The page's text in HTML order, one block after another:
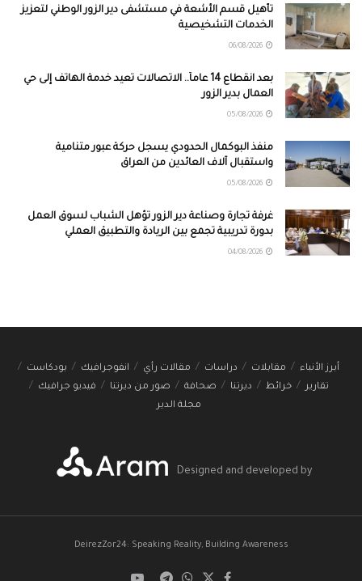
تأهيل قسم الأشعة في مستشفى دير الزور الوطني لتعزيز
الخدمات التشخيصية
بعد انقطاع 14 عاماً.. الاتصالات تعيد خدمة الهاتف إلى حي
العمال بدير الزور
منفذ البوكمال الحدودي يسجل حركة عبور متنامية
واستقبال آلاف العائدين من العراق
غرفة تجارة وصناعة دير الزور تؤهل الشباب لسوق العمل
بدورة تدريبية تجمع بين الريادة والتطبيق العملي
أبرز الأنباء مقابلات دراسات مقالات رأي انفوجرافيك
بودكاست
تقارير
خرائط ديرتنا صحافة صور من ديرتنا
فيديو جرافيك
مجلة الدير
Designed and developed by
DeirezZor24: Speaking Reality, Building Awareness